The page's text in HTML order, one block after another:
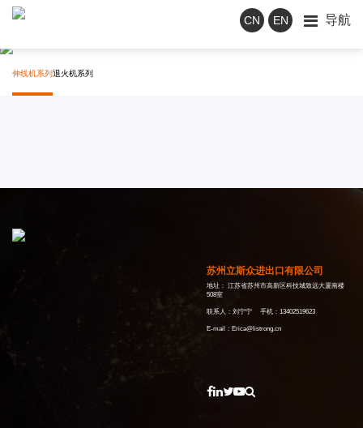
CN EN 导航
产品中心
伸线机系列退火机系列
苏州立斯众进出口有限公司
地址： 江苏省苏州市高新区科技城致远大厦南楼
508室
联系人：刘宁宁 手机：13402519623
E-mail：Erica@listrong.cn